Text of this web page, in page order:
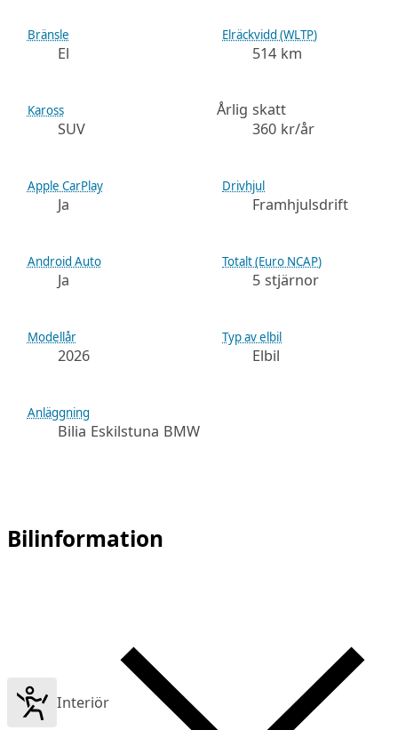
Bränsle
El
Elräckvidd (WLTP)
514 km
Kaross
SUV
Årlig skatt
360 kr/år
Apple CarPlay
Ja
Drivhjul
Framhjulsdrift
Android Auto
Ja
Totalt (Euro NCAP)
5 stjärnor
Modellår
2026
Typ av elbil
Elbil
Anläggning
Bilia Eskilstuna BMW
Bilinformation
Interiör